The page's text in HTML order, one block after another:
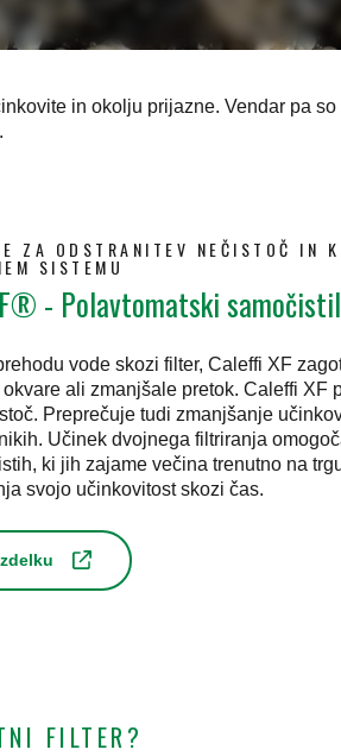
in okolju prijazne. Vendar pa
ZA ODSTRANITEV NEČISTOČ IN
SISTEMU
- Polavtomatski
vode skozi filter, Caleffi XF
ali zmanjšale pretok. Caleffi XF
Preprečuje tudi zmanjšanje
Učinek dvojnega filtriranja
ki jih zajame večina trenutno na
svojo učinkovitost skozi čas.
FILTER?